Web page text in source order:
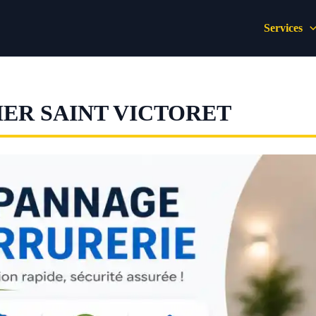
Services
SAINT VICTORET